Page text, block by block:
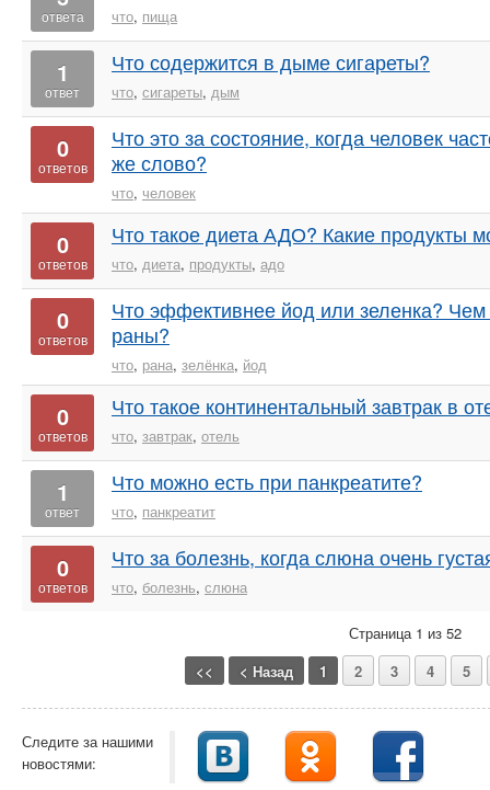
ответа что, пища
1
ответ
Что содержится в дыме сигареты?
что, сигареты, дым
0
ответов
Что это за состояние, когда человек
же слово?
что, человек
0
ответов
Что такое диета АДО? Какие продукты
что, диета, продукты, адо
0
ответов
Что эффективнее йод или зеленка?
раны?
что, рана, зелёнка, йод
0
ответов
Что такое континентальный завтрак в
что, завтрак, отель
1
ответ
Что можно есть при панкреатите?
что, панкреатит
0
ответов
Что за болезнь, когда слюна очень
что, болезнь, слюна
Страница 1 из 52
<<
< Назад 1 2 3 4 5
Следите за нашими
новостями: